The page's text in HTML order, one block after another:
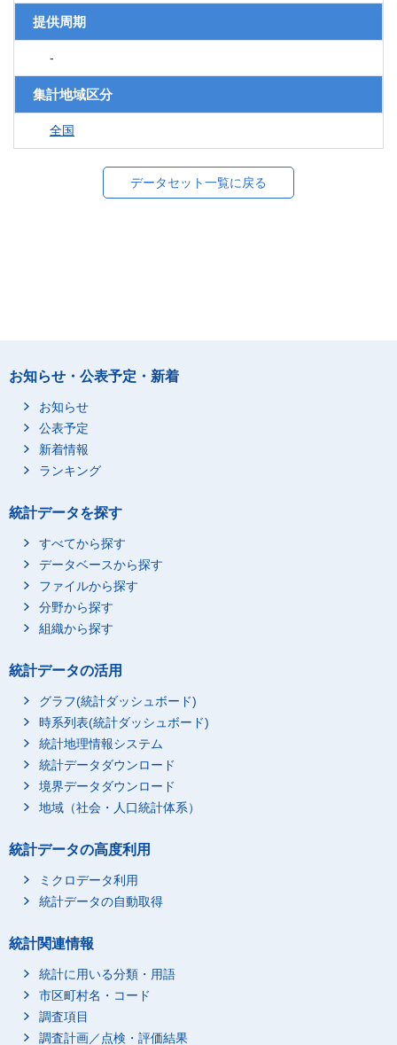
提供周期
-
集計地域区分
全国
データセット一覧に戻る
お知らせ・公表予定・新着
お知らせ
公表予定
新着情報
ランキング
統計データを探す
すべてから探す
データベースから探す
ファイルから探す
分野から探す
組織から探す
統計データの活用
グラフ(統計ダッシュボード)
時系列表(統計ダッシュボード)
統計地理情報システム
統計データダウンロード
境界データダウンロード
地域（社会・人口統計体系）
統計データの高度利用
ミクロデータ利用
統計データの自動取得
統計関連情報
統計に用いる分類・用語
市区町村名・コード
調査項目
調査計画／点検・評価結果